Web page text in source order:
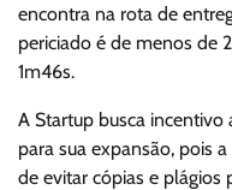
encontra na rota de
periciado é de menos de
1m46s.
A Startup busca incentivo
para sua expansão, pois
de evitar cópias e plágios